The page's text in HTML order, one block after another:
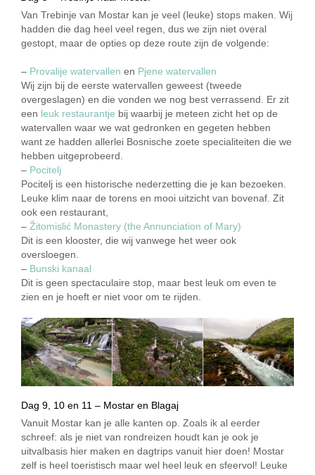
Van Trebinje van Mostar kan je veel (leuke) stops maken. Wij
hadden die dag heel veel regen, dus we zijn niet overal
gestopt, maar de opties op deze route zijn de volgende:
– Provalije watervallen en Pjene watervallen
Wij zijn bij de eerste watervallen geweest (tweede
overgeslagen) en die vonden we nog best verrassend. Er zit
een leuk restaurantje bij waarbij je meteen zicht het op de
watervallen waar we wat gedronken en gegeten hebben
want ze hadden allerlei Bosnische zoete specialiteiten die we
hebben uitgeprobeerd.
– Pocitelj
Pocitelj is een historische nederzetting die je kan bezoeken.
Leuke klim naar de torens en mooi uitzicht van bovenaf. Zit
ook een restaurant,
– Žitomislić Monastery (the Annunciation of Mary)
Dit is een klooster, die wij vanwege het weer ook
oversloegen.
– Bunski kanaal
Dit is geen spectaculaire stop, maar best leuk om even te
zien en je hoeft er niet voor om te rijden.
Dag 9, 10 en 11 – Mostar en Blagaj
Vanuit Mostar kan je alle kanten op. Zoals ik al eerder
schreef: als je niet van rondreizen houdt kan je ook je
uitvalbasis hier maken en dagtrips vanuit hier doen! Mostar
zelf is heel toeristisch maar wel heel leuk en sfeervol! Leuke